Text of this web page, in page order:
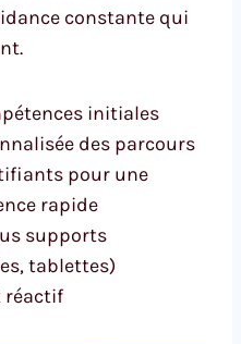
constante qui
initiales
des parcours
pour une
rapide
supports
tablettes)
réactif